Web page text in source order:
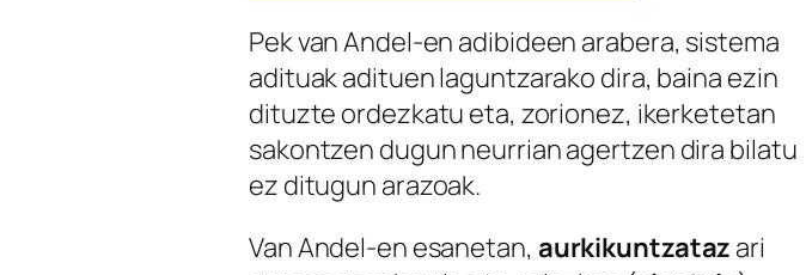
Pek van Andel-en adibideen arabera, sistema
adituak adituen laguntzarako dira, baina ezin
dituzte ordezkatu eta, zorionez, ikerketetan
sakontzen dugun neurrian agertzen dira bilatu
ez ditugun arazoak.
Van Andel-en esanetan, aurkikuntzataz ari